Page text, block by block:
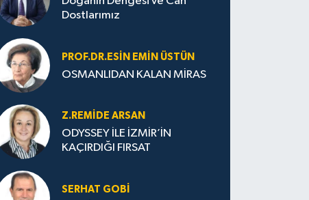
Dostlarımız
PROF.DR.ESIN EMIN ÜSTÜN
OSMANLIDAN KALAN MİRAS
Z.REMIDE ARSAN
ODYSSEY İLE İZMİR’İN
KAÇIRDIĞI FIRSAT
SERHAT GOBİ